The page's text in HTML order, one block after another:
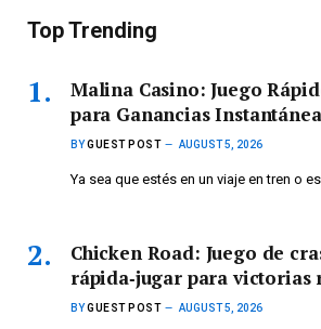
Top Trending
Malina Casino: Juego
para Ganancias
BYGUEST POST AUGUST 5, 2026
Ya sea que estés en un viaje en tren o
Chicken Road: Juego de
rápida‑jugar para victorias
BYGUEST POST AUGUST 5, 2026